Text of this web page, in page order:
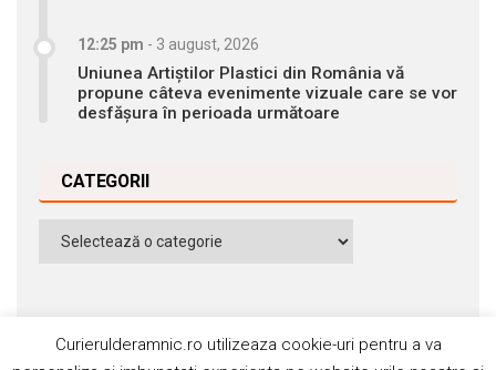
12:25 pm - 3 august, 2026
Uniunea Artiștilor Plastici din România vă
propune câteva evenimente vizuale care se vor
desfășura în perioada următoare
CATEGORII
Categorii
Curierulderamnic.ro utilizeaza cookie-uri pentru a va